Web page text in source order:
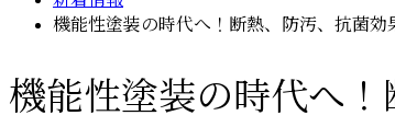
機能性塗装の時代へ！断熱、防汚、抗菌効
機能性塗装の時代へ